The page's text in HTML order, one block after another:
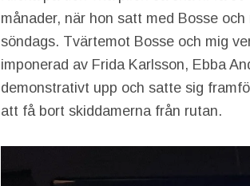
månader, när hon satt med Bosse
söndags. Tvärtemot Bosse och mig
imponerad av Frida Karlsson, Ebba
demonstrativt upp och satte sig
att få bort skiddamerna från rutan.